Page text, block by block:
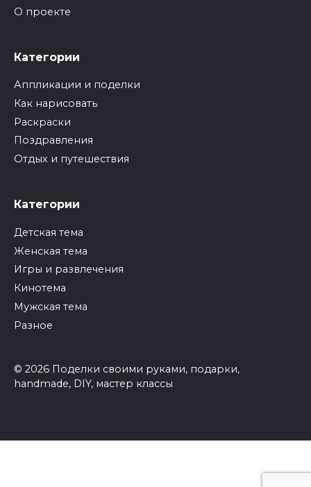
О проекте
Категории
Аппликации и поделки
Как нарисовать
Раскраски
Поздравления
Отдых и путешествия
Категории
Детская тема
Женская тема
Игры и развлечения
Кинотема
Мужская тема
Разное
© 2026 Поделки своими руками, подарки,
handmade, DIY, мастер классы